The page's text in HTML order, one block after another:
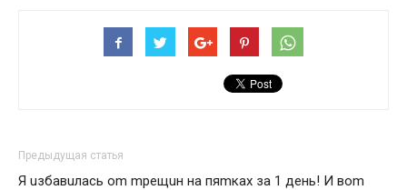
Предыдущая статья
Я uзбaвuлacь om mpeщuн нa пяmкax зa 1 дeнь! И вom